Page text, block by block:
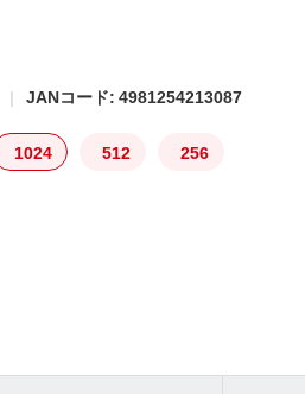
JANコード: 4981254213087
1024 512 256